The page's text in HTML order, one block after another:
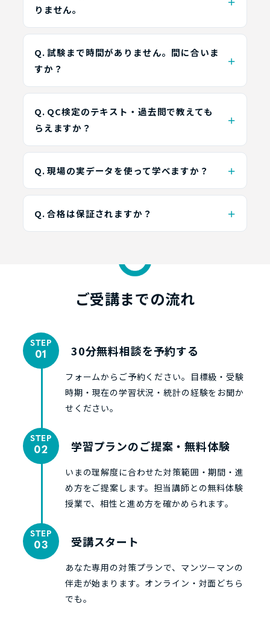
りません。
Q. 試験まで時間がありません。間に合いま
すか？
Q. QC検定のテキスト・過去問で教えても
らえますか？
Q. 現場の実データを使って学べますか？
Q. 合格は保証されますか？
ご受講までの流れ
STEP
01 30分無料相談を予約する
フォームからご予約ください。目標級・受験
時期・現在の学習状況・統計の経験をお聞か
せください。
STEP
02 学習プランのご提案・無料体験
いまの理解度に合わせた対策範囲・期間・進
め方をご提案します。担当講師との無料体験
授業で、相性と進め方を確かめられます。
STEP
03 受講スタート
あなた専用の対策プランで、マンツーマンの
伴走が始まります。オンライン・対面どちら
でも。